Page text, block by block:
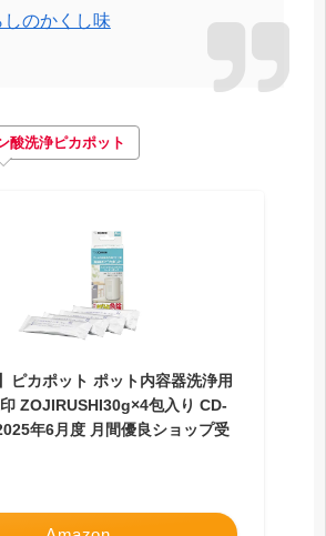
しのかくし味
酸洗浄ピカポット
ピカポット ポット内容器洗浄用
ZOJIRUSHI30g×4包入り CD-
年6月度 月間優良ショップ受